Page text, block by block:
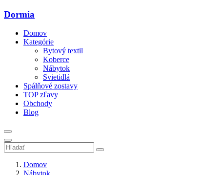
Dormia
Domov
Kategórie
Bytový textil
Koberce
Nábytok
Svietidlá
Spálňové zostavy
TOP zľavy
Obchody
Blog
Domov